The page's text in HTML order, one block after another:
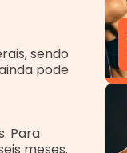
sendo
pode
Para